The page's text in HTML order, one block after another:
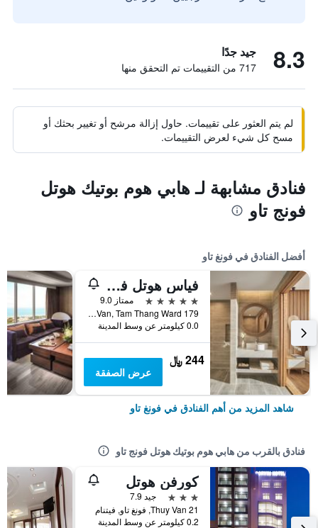
8.3 جيد جدًا
717 من التقييمات تم التحقق منها
لم يتم العثور على تقييمات. حاول إزالة مرشح أو تغيير بحثك أو
مسح كل شيء لعرض التقييمات.
فنادق مشابهة لـ هابي هوم بوتيك هوتل
فونج تاو
أفضل الفنادق في فونغ تاو
فياس هوتل فانج تاو
5 نجوم
ممتاز 9.0
179 Thuy Van, Tam Thang Ward, فونغ تاو, فيتنام
0.0 كيلومتر عن وسط المدينة
244 ﷼
عرض الصفقة
شاهد المزيد من أهم الفنادق في فونغ تاو
فنادق بالقرب من هابي هوم بوتيك هوتل فونج تاو
كورفن هوتل
3 نجوم
جيد 7.9
21 Thuy Van, فونغ تاو, فيتنام
0.2 كيلومتر عن وسط المدينة